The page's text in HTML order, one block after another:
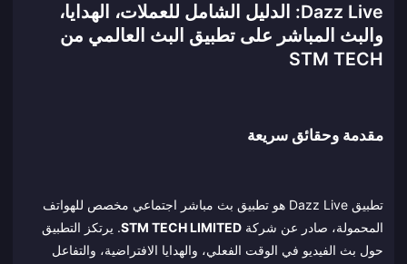
Dazz Live: الدليل الشامل للعملات، الهدايا،
والبث المباشر على تطبيق البث العالمي من
STM TECH
مقدمة وحقائق سريعة
تطبيق Dazz Live هو تطبيق بث مباشر اجتماعي مخصص للهواتف
المحمولة، صادر عن شركة STM TECH LIMITED. يرتكز التطبيق
حول بث الفيديو في الوقت الفعلي، والهدايا الافتراضية، والتفاعل